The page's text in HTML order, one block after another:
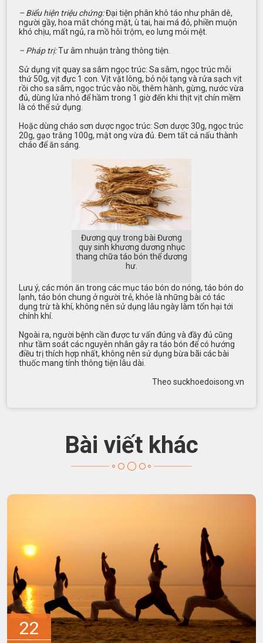
– Biểu hiện triệu chứng:Đại tiện phân khô táo như phân dê,
người gầy, hoa mắt chóng mặt, ù tai, hai má đỏ, phiền muộn
khó chịu, mất ngủ, ra mồ hôi trộm, eo lưng mỏi mệt.
– Pháp trị:Tư âm nhuận tràng thông tiện.
Sử dụng vịt quay sa sâm ngọc trúc: Sa sâm, ngọc trúc mỗi
thứ 50g, vịt đực 1 con. Vịt vặt lông, bỏ nội tạng và rửa sạch vịt
rồi cho sa sâm, ngọc trúc vào nồi, thêm hành, gừng, nước vừa
đủ, dùng lửa nhỏ để hầm trong 1 giờ đến khi thịt vịt chín mềm
là có thể sử dụng.
Hoặc dùng cháo sơn dược ngọc trúc: Sơn dược 30g, ngọc trúc
20g, gạo trắng 100g, mật ong vừa đủ. Đem tất cả nấu thành
cháo để ăn sáng.
Đương quy trong bài Đương
quy sinh khương dương nhục
thang chữa táo bón thể dương
hư.
Lưu ý, các món ăn trong các mục táo bón do nóng, táo bón do
lạnh, táo bón chung ở người trẻ, khỏe là những bài có tác
dụng trừ tà khí, không nên sử dụng lâu ngày làm tổn hại tới
chính khí.
Ngoài ra, người bệnh cần được tư vấn đúng và đầy đủ cũng
như tầm soát các nguyên nhân gây ra táo bón để có hướng
điều trị thích hợp nhất, không nên sử dụng bừa bãi các bài
thuốc mang tính thông tiện lâu dài.
Theo suckhoedoisong.vn
Bài viết khác
15